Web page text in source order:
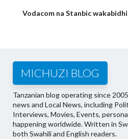
Vodacom na Stanbic
MICHUZI BLOG
Tanzanian blog operating since
news and Local News, including
Interviews, Movies, Events,
happening worldwide. Written in
both Swahili and English readers.